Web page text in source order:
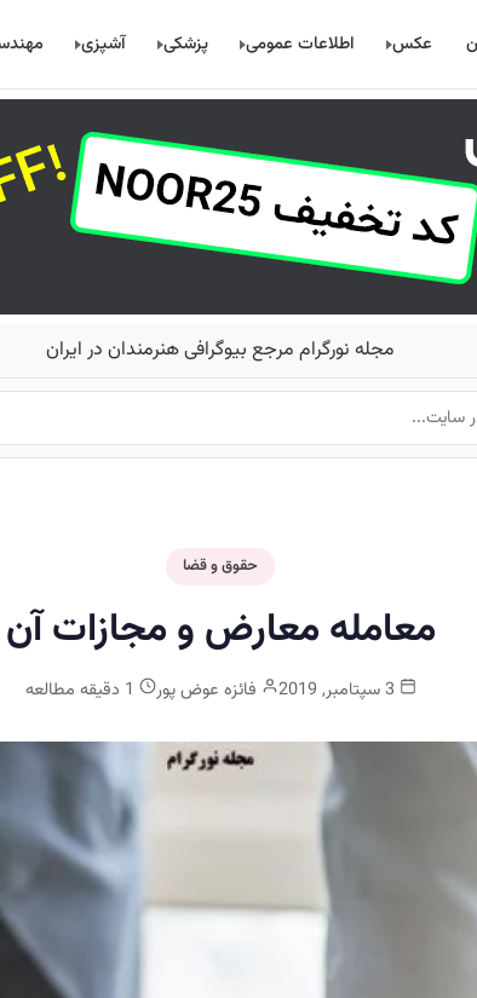
عکس اطلاعات عمومی پزشکی آشپزی
مجله نورگرام مرجع بیوگرافی هنرمندان در ایران
حقوق و قضا
معامله معارض و مجازات آن
فائزه عوض پور